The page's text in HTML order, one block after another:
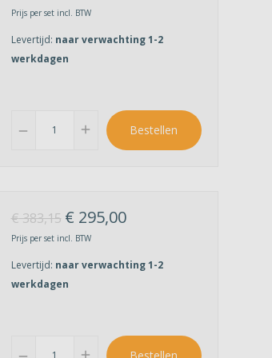
Prijs per set incl. BTW
Levertijd: naar verwachting 1-2
werkdagen
remove add Bestellen
€383,15 € 295,00
Prijs per set incl. BTW
Levertijd: naar verwachting 1-2
werkdagen
add